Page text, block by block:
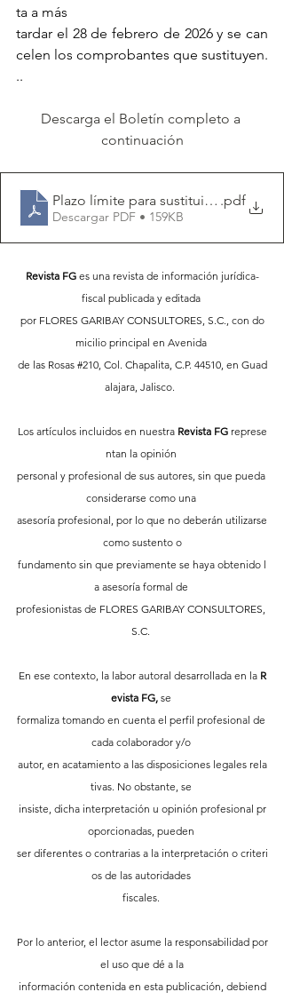
ta a más
tardar el 28 de febrero de 2026 y se can
celen los comprobantes que sustituyen.
..
Descarga el Boletín completo a
continuación
Plazo límite para sustituir .pdf
Descargar PDF • 159KB
Revista FG es una revista de información jurídica-
fiscal publicada y editada
por FLORES GARIBAY CONSULTORES, S.C., con do
micilio principal en Avenida
de las Rosas #210, Col. Chapalita, C.P. 44510, en Guad
alajara, Jalisco.
Los artículos incluidos en nuestra Revista FG represe
ntan la opinión
personal y profesional de sus autores, sin que pueda
considerarse como una
asesoría profesional, por lo que no deberán utilizarse
como sustento o
fundamento sin que previamente se haya obtenido l
a asesoría formal de
profesionistas de FLORES GARIBAY CONSULTORES,
S.C.
En ese contexto, la labor autoral desarrollada en la R
evista FG, se
formaliza tomando en cuenta el perfil profesional de
cada colaborador y/o
autor, en acatamiento a las disposiciones legales rela
tivas. No obstante, se
insiste, dicha interpretación u opinión profesional pr
oporcionadas, pueden
ser diferentes o contrarias a la interpretación o criteri
os de las autoridades
fiscales.
Por lo anterior, el lector asume la responsabilidad por
el uso que dé a la
información contenida en esta publicación, debiend